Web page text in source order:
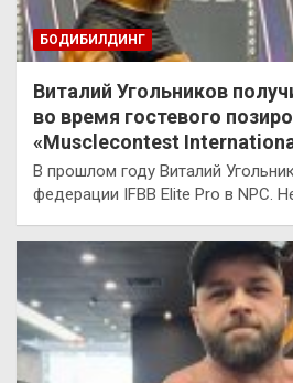
БОДИБИЛДИНГ
Виталий Угольников
во время гостевого
«Musclecontest
В прошлом году Виталий
федерации IFBB Elite Pro в NPC.